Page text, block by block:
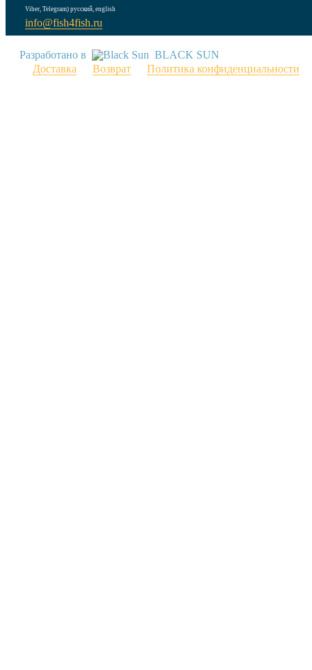
Viber, Telegram) русский, english
info@fish4fish.ru
Разработано в
BLACK SUN
Доставка
Возврат Политика конфиденциальности